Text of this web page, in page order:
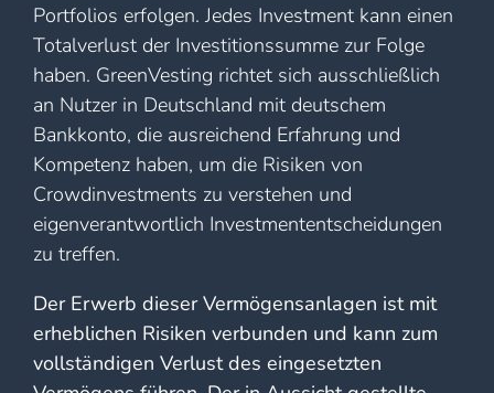
Portfolios erfolgen. Jedes Investment kann einen
Totalverlust der Investitionssumme zur Folge
haben. GreenVesting richtet sich ausschließlich
an Nutzer in Deutschland mit deutschem
Bankkonto, die ausreichend Erfahrung und
Kompetenz haben, um die Risiken von
Crowdinvestments zu verstehen und
eigenverantwortlich Investmententscheidungen
zu treffen.
Der Erwerb dieser Vermögensanlagen ist mit
erheblichen Risiken verbunden und kann zum
vollständigen Verlust des eingesetzten